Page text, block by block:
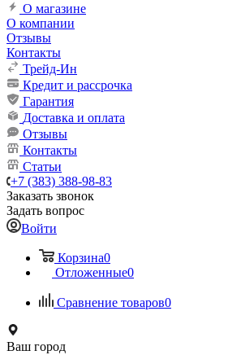
О магазине
О компании
Отзывы
Контакты
Трейд-Ин
Кредит и рассрочка
Гарантия
Доставка и оплата
Отзывы
Контакты
Статьи
+7 (383) 388-98-83
Заказать звонок
Задать вопрос
Войти
Корзина0
Отложенные0
Сравнение товаров0
Ваш город